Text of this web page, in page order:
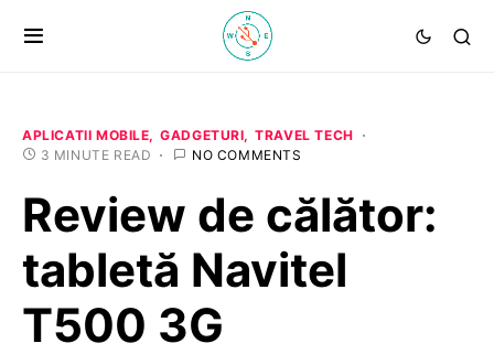
APLICATII MOBILE GADGETURI
TRAVEL TECH
3 MINUTE READ
NO COMMENTS
Review de călător:
tabletă Navitel
T500 3G